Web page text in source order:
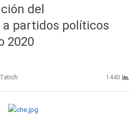
del
partidos políticos
2020
1440